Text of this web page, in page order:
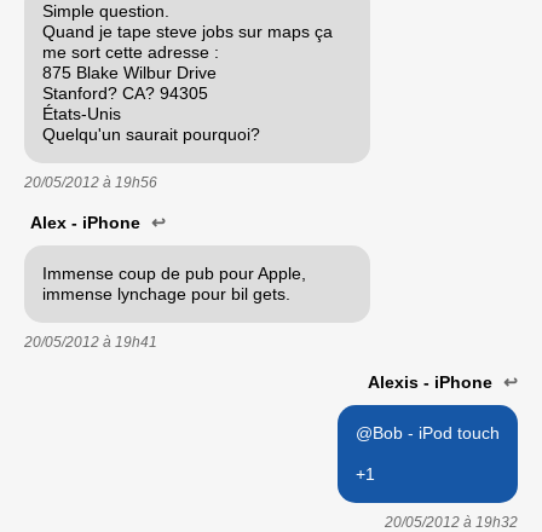
Simple question.
Quand je tape steve jobs sur maps ça
me sort cette adresse :
875 Blake Wilbur Drive
Stanford? CA? 94305
États-Unis
Quelqu'un saurait pourquoi?
20/05/2012 à 19h56
Alex - iPhone ↩
Immense coup de pub pour Apple,
immense lynchage pour bil gets.
20/05/2012 à 19h41
Alexis - iPhone ↩
@Bob - iPod touch
+1
20/05/2012 à 19h32